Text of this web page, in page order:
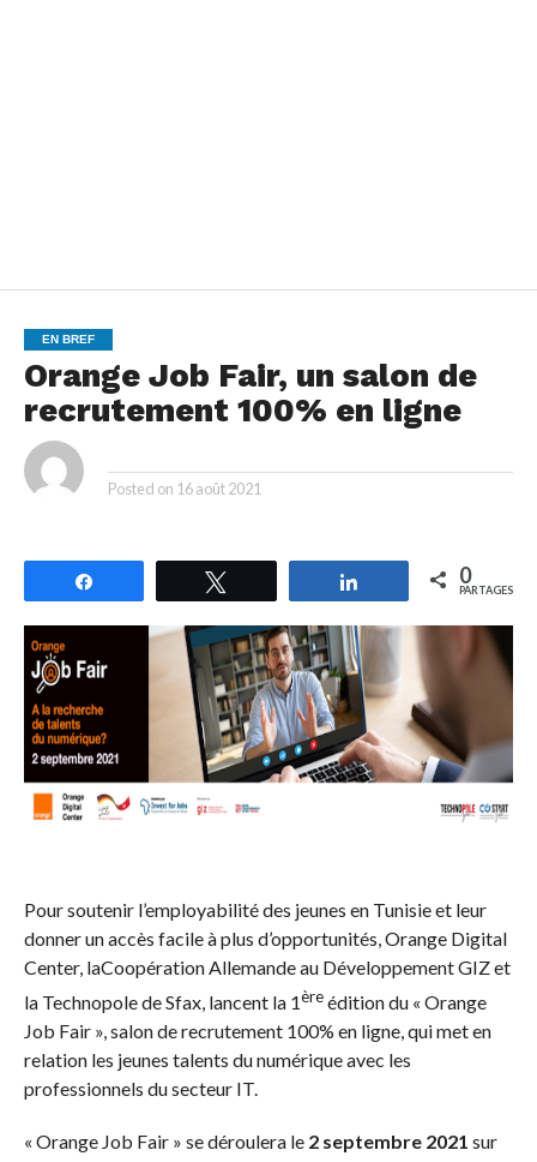
EN BREF
Orange Job Fair, un salon de
recrutement 100% en ligne
Posted on 16 août 2021
Partagez 0
PARTAGES
Pour soutenir l’employabilité des jeunes en Tunisie et leur
donner un accès facile à plus d’opportunités, Orange Digital
Center, laCoopération Allemande au Développement GIZ et
la Technopole de Sfax, lancent la 1èreédition du « Orange
Job Fair », salon de recrutement 100% en ligne, qui met en
relation les jeunes talents du numérique avec les
professionnels du secteur IT.
« Orange Job Fair » se déroulera le 2 septembre 2021 sur